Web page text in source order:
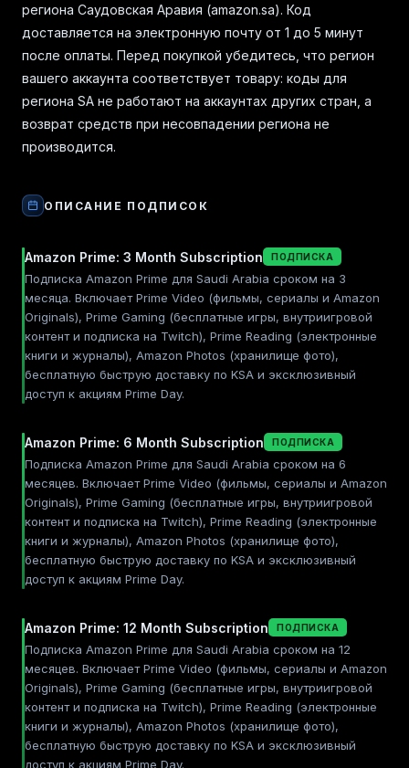
региона Саудовская Аравия (amazon.sa). Код
доставляется на электронную почту от 1 до 5 минут
после оплаты. Перед покупкой убедитесь, что регион
вашего аккаунта соответствует товару: коды для
региона SA не работают на аккаунтах других стран, а
возврат средств при несовпадении региона не
производится.
ОПИСАНИЕ ПОДПИСОК
Amazon Prime: 3 Month Subscription ПОДПИСКА
Подписка Amazon Prime для Saudi Arabia сроком на 3
месяца. Включает Prime Video (фильмы, сериалы и Amazon
Originals), Prime Gaming (бесплатные игры, внутриигровой
контент и подписка на Twitch), Prime Reading (электронные
книги и журналы), Amazon Photos (хранилище фото),
бесплатную быструю доставку по KSA и эксклюзивный
доступ к акциям Prime Day.
Amazon Prime: 6 Month Subscription ПОДПИСКА
Подписка Amazon Prime для Saudi Arabia сроком на 6
месяцев. Включает Prime Video (фильмы, сериалы и Amazon
Originals), Prime Gaming (бесплатные игры, внутриигровой
контент и подписка на Twitch), Prime Reading (электронные
книги и журналы), Amazon Photos (хранилище фото),
бесплатную быструю доставку по KSA и эксклюзивный
доступ к акциям Prime Day.
Amazon Prime: 12 Month Subscription ПОДПИСКА
Подписка Amazon Prime для Saudi Arabia сроком на 12
месяцев. Включает Prime Video (фильмы, сериалы и Amazon
Originals), Prime Gaming (бесплатные игры, внутриигровой
контент и подписка на Twitch), Prime Reading (электронные
книги и журналы), Amazon Photos (хранилище фото),
бесплатную быструю доставку по KSA и эксклюзивный
доступ к акциям Prime Day.